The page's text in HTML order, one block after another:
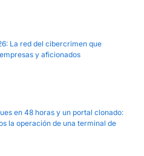
La red del cibercrimen que
y aficionados
en 48 horas y un portal clonado:
la operación de una terminal de